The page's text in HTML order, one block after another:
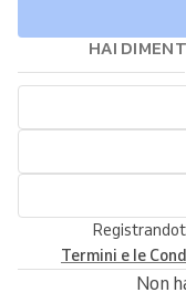
HAI
Termini e le
Non